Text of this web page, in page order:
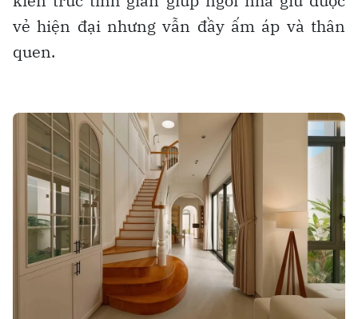
vẻ hiện đại nhưng vẫn đầy ấm áp và thân
quen.